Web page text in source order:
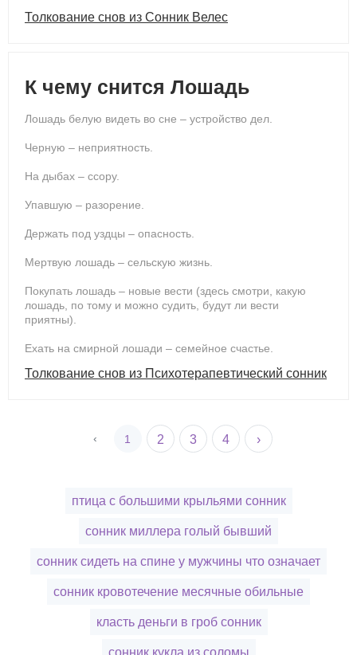
Толкование снов из Сонник Велес
К чему снится Лошадь
Лошадь белую видеть во сне – устройство дел.
Черную – неприятность.
На дыбах – ссору.
Упавшую – разорение.
Держать под уздцы – опасность.
Мертвую лошадь – сельскую жизнь.
Покупать лошадь – новые вести (здесь смотри, какую
лошадь, по тому и можно судить, будут ли вести
приятны).
Ехать на смирной лошади – семейное счастье.
Толкование снов из Психотерапевтический сонник
‹ 1 2 3 4 ›
птица с большими крыльями сонник
сонник миллера голый бывший
сонник сидеть на спине у мужчины что означает
сонник кровотечение месячные обильные
класть деньги в гроб сонник